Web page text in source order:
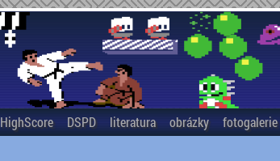
HighScore DSPD literatura obrázky fotogalerie